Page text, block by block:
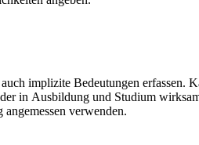
implizite Bedeutungen
in Ausbildung und Studium
verwenden.